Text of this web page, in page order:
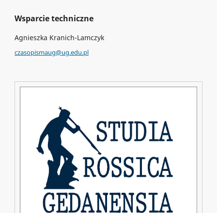
Wsparcie techniczne
Agnieszka Kranich-Lamczyk
czasopismaug@ug.edu.pl